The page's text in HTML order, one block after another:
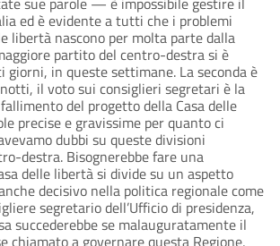
ed è evidente a tutti che i problemi
libertà nascono per molta parte dalla
partito del centro-destra si è
in queste settimane. La seconda è
il voto sui consiglieri segretari è la
del progetto della Casa delle
precise e gravissime per quanto ci
dubbi su queste divisioni
destra. Bisognerebbe fare una
delle libertà si divide su un aspetto
decisivo nella politica regionale come
segretario dell’Ufficio di presidenza,
succederebbe se malauguratamente il
chiamato a governare questa Regione,